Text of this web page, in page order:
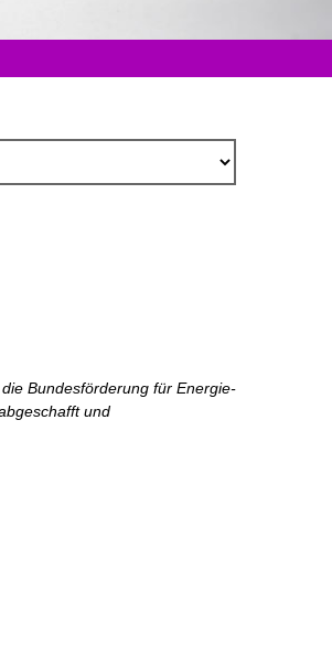
Bundesförderung für Energie-
und